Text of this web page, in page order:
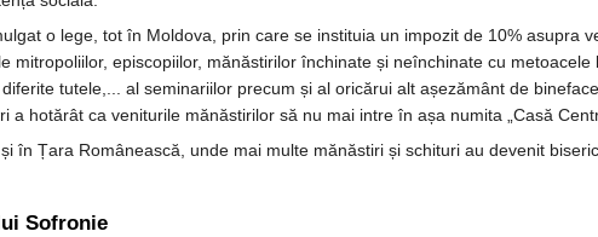
o lege, tot în Moldova, prin care se instituia un impozit de 10% asupra
mitropoliilor, episcopiilor, mănăstirilor închinate și neînchinate cu metoacele
tutele,... al seminariilor precum și al oricărui alt așezământ de
a hotărât ca veniturile mănăstirilor să nu mai intre în așa numita „Casă
în Țara Românească, unde mai multe mănăstiri și schituri au devenit
Sofronie